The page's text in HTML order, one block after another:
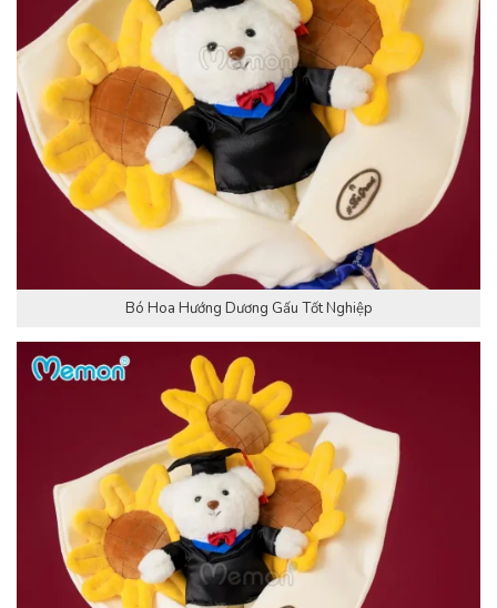
Bó Hoa Hướng Dương Gấu Tốt Nghiệp